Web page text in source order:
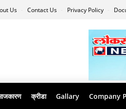
Us Contact Us Privacy Policy
क्रीडा Gallary Company